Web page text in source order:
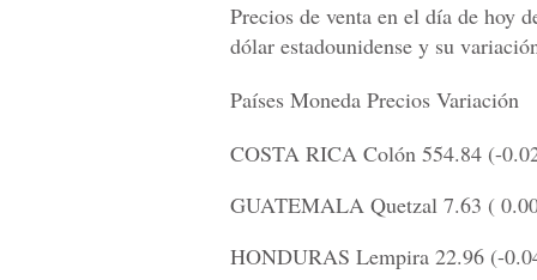
Precios de venta en el día de hoy
dólar estadounidense y su
Países Moneda Precios Variación
COSTA RICA Colón 554.84 (-
GUATEMALA Quetzal 7.63 (
HONDURAS Lempira 22.96 (-